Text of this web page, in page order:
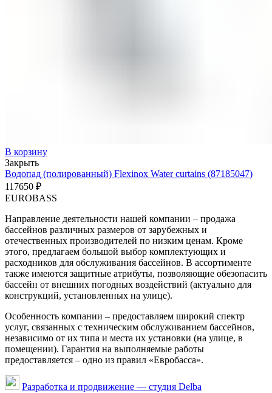
В корзину
Закрыть
Водопад (полированный) Flexinox Water curtains (87185047)
117650 ₽
EUROBASS
Направление деятельности нашей компании – продажа
бассейнов различных размеров от зарубежных и
отечественных производителей по низким ценам. Кроме
этого, предлагаем большой выбор комплектующих и
расходников для обслуживания бассейнов. В ассортименте
также имеются защитные атрибуты, позволяющие обезопасить
бассейн от внешних погодных воздействий (актуально для
конструкций, установленных на улице).
Особенность компании – предоставляем широкий спектр
услуг, связанных с техническим обслуживанием бассейнов,
независимо от их типа и места их установки (на улице, в
помещении). Гарантия на выполняемые работы
предоставляется – одно из правил «Евробасса».
Разработка и продвижение — студия Delba